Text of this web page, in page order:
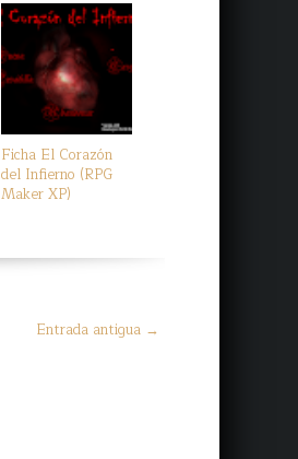
Ficha El Corazón
del Infierno (RPG
Maker XP)
Entrada antigua →